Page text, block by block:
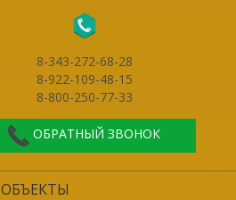
8-343-272-68-28
8-922-109-48-15
8-800-250-77-33
ОБРАТНЫЙ ЗВОНОК